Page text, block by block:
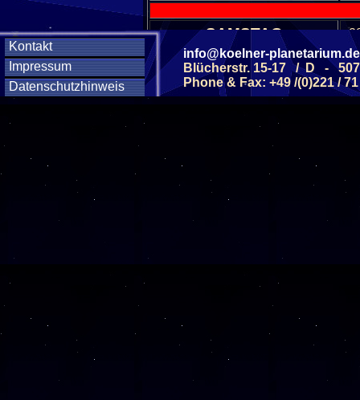
Kontakt
Impressum
Datenschutzhinweis
SAMSTAG
SAMSTAG
SAMSTAG
SAMSTAG
Alle
info@koelner-planetarium.de
Blücherstr. 15-17 / D -
Phone & Fax: +49 /(0)221 /